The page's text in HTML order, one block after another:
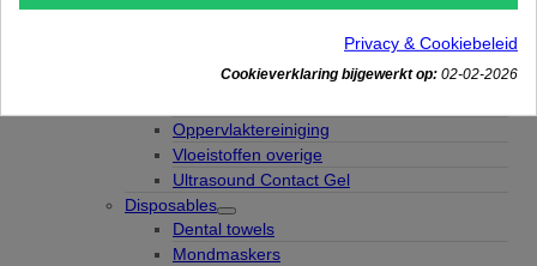
Huiddesinfectans
Oppervlaktereiniging
Vloeistoffen overige
Ultrasound Contact Gel
Disposables
Dental towels
Mondmaskers
Privacy & Cookiebeleid
Cookieverklaring bijgewerkt op: 02-02-2026